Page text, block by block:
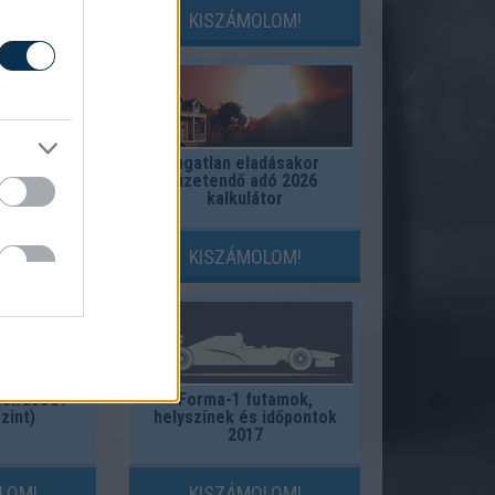
KISZÁMOLOM!
Ingatlan eladásakor
fizetendő adó 2026
kalkulátor
KISZÁMOLOM!
Forma-1 futamok,
helyszínek és időpontok
2017